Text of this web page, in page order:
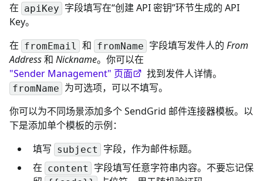
在 apiKey 字段填写在“创建 API 密钥”环节生成的 API
Key。
在 fromEmail 和 fromName 字段填写发件人的 From
Address和 Nickname。你可以在
"Sender Management" 页面
找到发件人详情。
fromName 为可选项，可以不填写。
你可以为不同场景添加多个 SendGrid 邮件连接器模板。以
下是添加单个模板的示例：
填写 subject
字段，作为邮件标题。
在 content
字段填写任意字符串内容。不要忘记保